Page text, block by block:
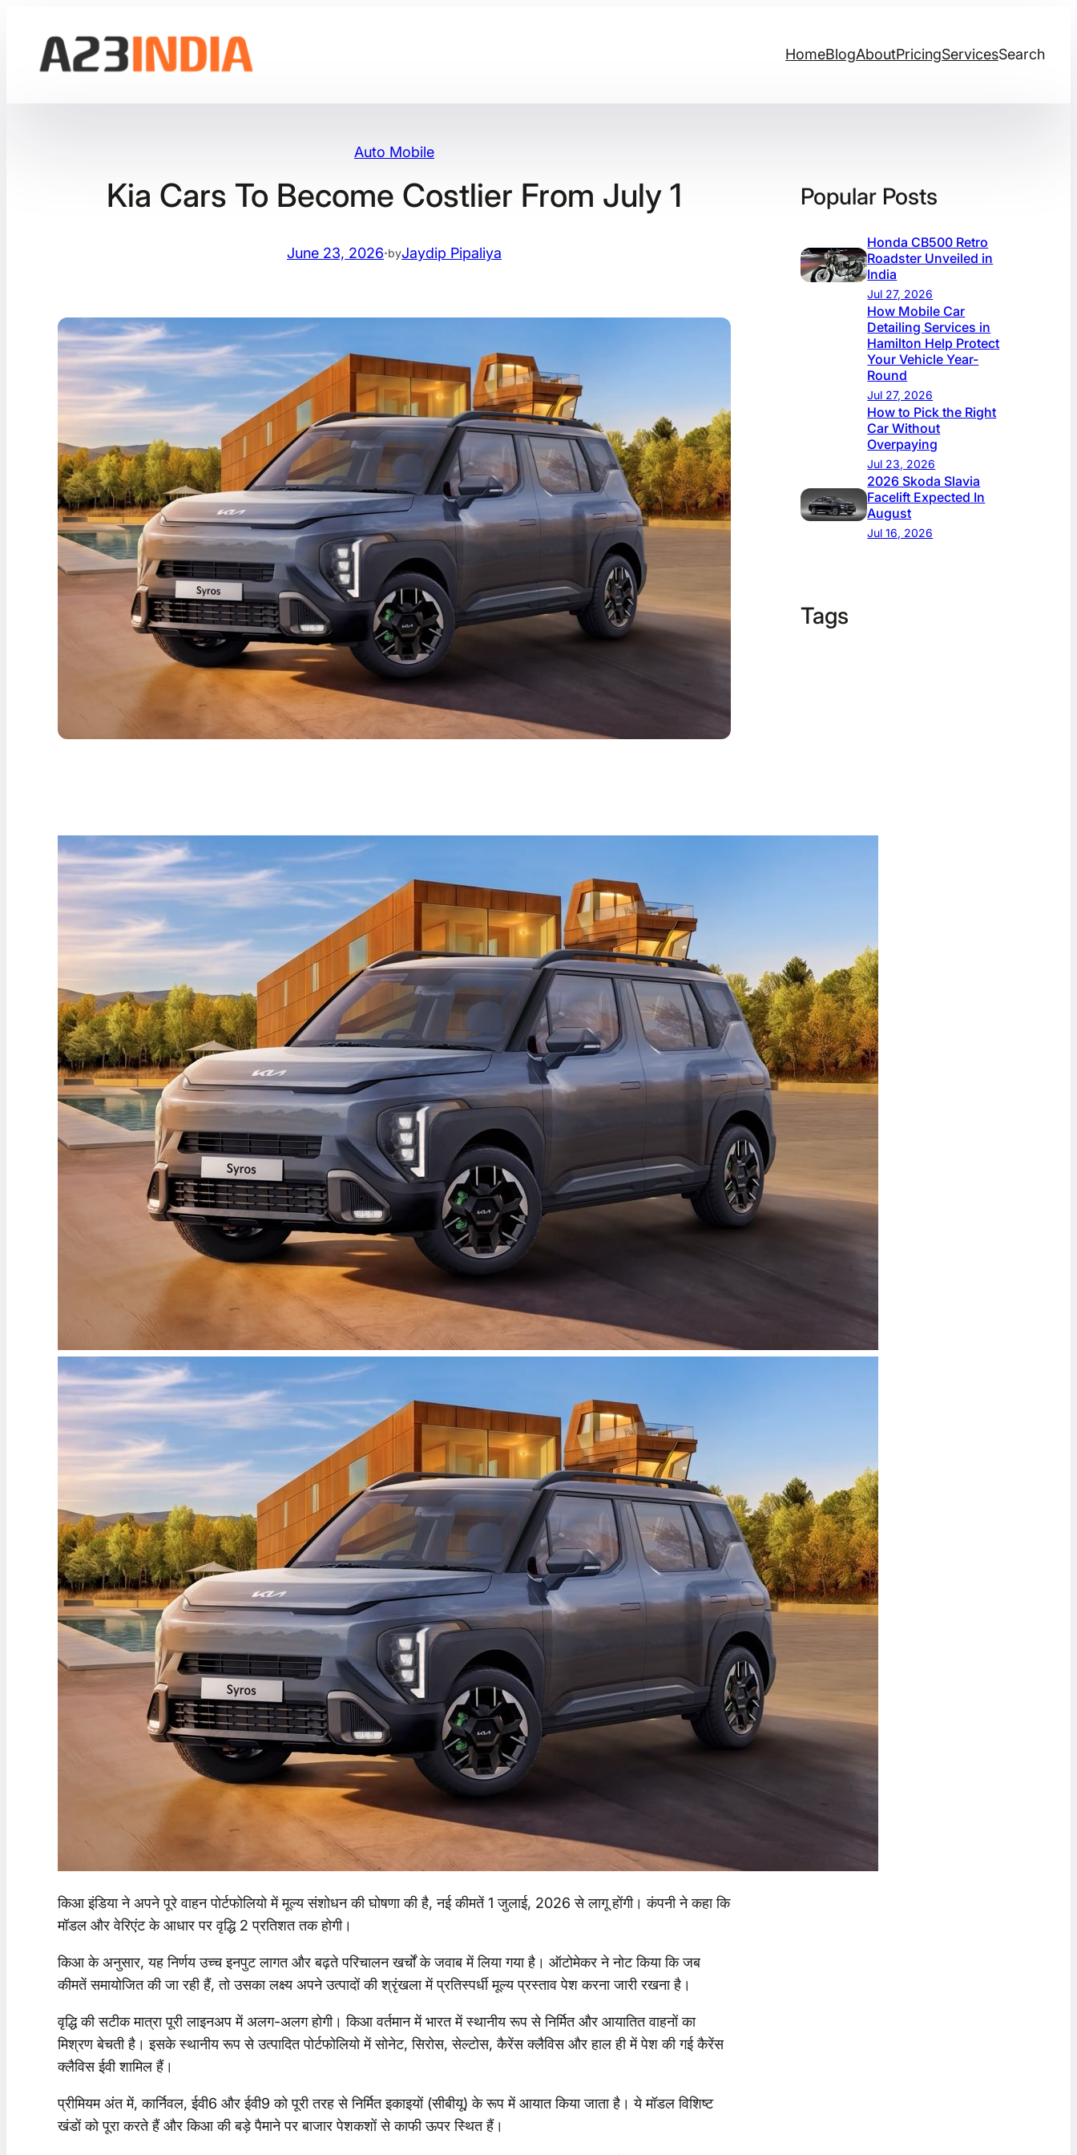
content
HomeBlogAboutPricingServicesSearch
Auto Mobile
Kia Cars To Become Costlier From July 1
June 23, 2026·byJaydip Pipaliya
किआ इंडिया ने अपने पूरे वाहन पोर्टफोलियो में मूल्य संशोधन की घोषणा की है, नई कीमतें 1 जुलाई, 2026 से लागू होंगी। कंपनी ने कहा कि
मॉडल और वेरिएंट के आधार पर वृद्धि 2 प्रतिशत तक होगी।
किआ के अनुसार, यह निर्णय उच्च इनपुट लागत और बढ़ते परिचालन खर्चों के जवाब में लिया गया है। ऑटोमेकर ने नोट किया कि जब
कीमतें समायोजित की जा रही हैं, तो उसका लक्ष्य अपने उत्पादों की श्रृंखला में प्रतिस्पर्धी मूल्य प्रस्ताव पेश करना जारी रखना है।
वृद्धि की सटीक मात्रा पूरी लाइनअप में अलग-अलग होगी। किआ वर्तमान में भारत में स्थानीय रूप से निर्मित और आयातित वाहनों का
मिश्रण बेचती है। इसके स्थानीय रूप से उत्पादित पोर्टफोलियो में सोनेट, सिरोस, सेल्टोस, कैरेंस क्लैविस और हाल ही में पेश की गई कैरेंस
क्लैविस ईवी शामिल हैं।
प्रीमियम अंत में, कार्निवल, ईवी6 और ईवी9 को पूरी तरह से निर्मित इकाइयों (सीबीयू) के रूप में आयात किया जाता है। ये मॉडल विशिष्ट
खंडों को पूरा करते हैं और किआ की बड़े पैमाने पर बाजार पेशकशों से काफी ऊपर स्थित हैं।
Popular Posts
Honda CB500 Retro
Roadster Unveiled in
India
Jul 27, 2026
How Mobile Car
Detailing Services in
Hamilton Help Protect
Your Vehicle Year-
Round
Jul 27, 2026
How to Pick the Right
Car Without
Overpaying
Jul 23, 2026
2026 Skoda Slavia
Facelift Expected In
August
Jul 16, 2026
Tags